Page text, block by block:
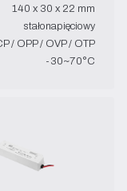
140 x 30 x 22 mm
stałonapięciowy
/ OPP / OVP / OTP
-30~70°C